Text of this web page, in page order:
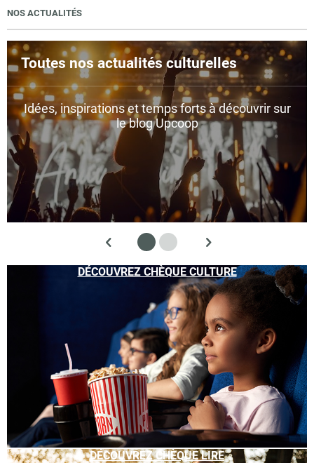
NOS ACTUALITÉS
Toutes nos actualités culturelles
Idées, inspirations et temps forts à découvrir sur
le blog Upcoop
DÉCOUVREZ CHÈQUE CULTURE
DÉCOUVREZ CHÈQUE LIRE